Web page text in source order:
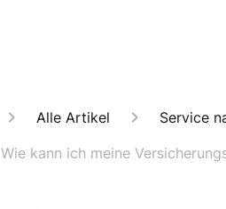
Alle Artikel Service
Wie kann ich meine